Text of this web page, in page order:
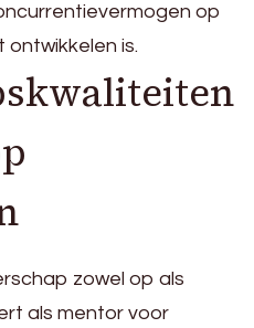
op
is.
zowel op als
als mentor voor